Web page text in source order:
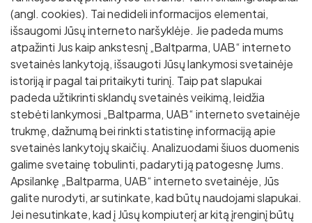
SILROC blokeliai
FIBO blokeliai
Tinko mišiniai
Kiti mišiniai
Keraminės sąramos
Polikarbonato lakštai
Blokai stulpams mūryti
Viela
Sijos
Loviai
Strypai
Kvadratai
Kampuočiai
Vamzdžiai
(angl. cookies). Tai nedideli informacijos elementai,
išsaugomi Jūsų interneto naršyklėje. Jie padeda mums
atpažinti Jus kaip ankstesnį „Baltparma, UAB“ interneto
svetainės lankytoją, išsaugoti Jūsų lankymosi svetainėje
istoriją ir pagal tai pritaikyti turinį. Taip pat slapukai
padeda užtikrinti sklandų svetainės veikimą, leidžia
stebėti lankymosi „Baltparma, UAB“ interneto svetainėje
trukmę, dažnumą bei rinkti statistinę informaciją apie
svetainės lankytojų skaičių. Analizuodami šiuos duomenis
galime svetainę tobulinti, padaryti ją patogesnę Jums.
Apsilankę „Baltparma, UAB“ interneto svetainėje, Jūs
galite nurodyti, ar sutinkate, kad būtų naudojami slapukai.
Jei nesutinkate, kad į Jūsų kompiuterį ar kitą įrenginį būtų